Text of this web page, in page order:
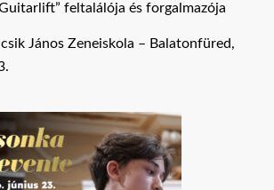
feltalálója és forgalmazója
János Zeneiskola – Balatonfüred,